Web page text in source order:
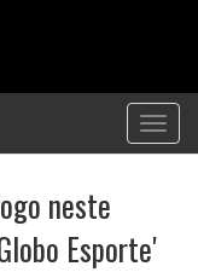
neste
Esporte'